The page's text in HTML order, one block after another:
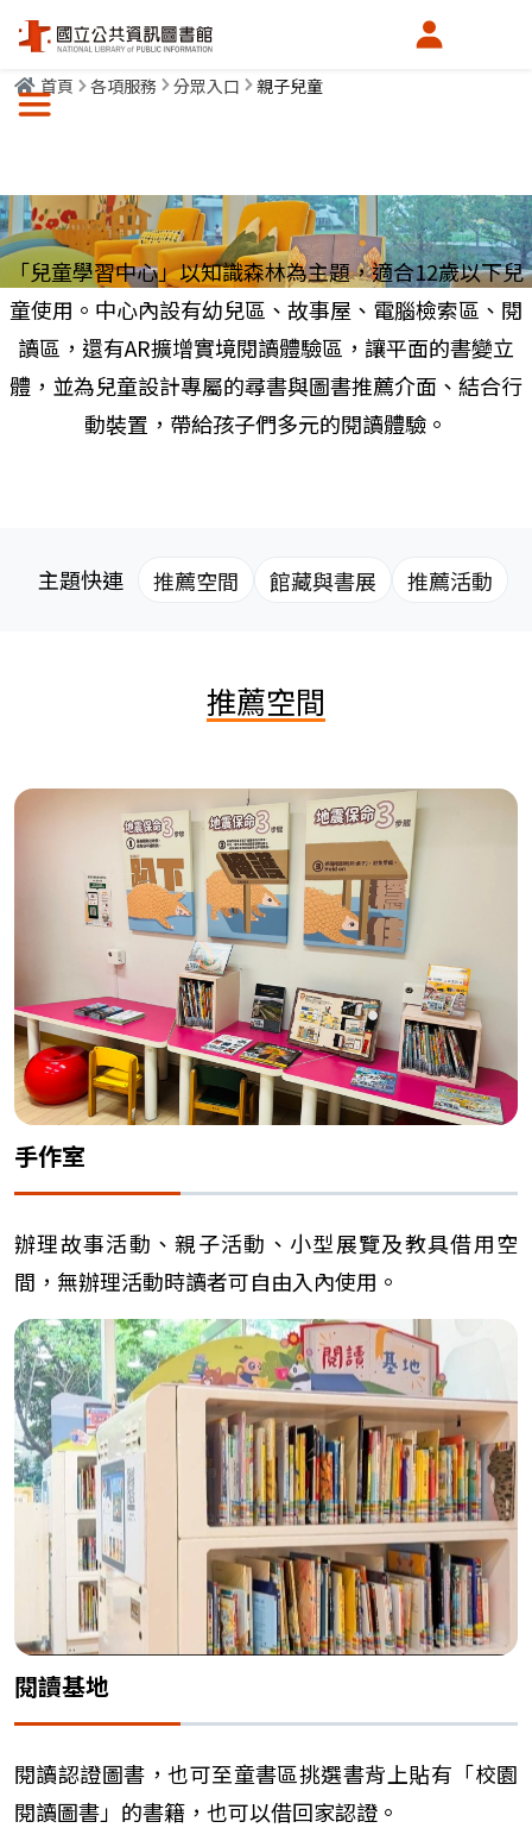
會員中心
選單按鈕
首頁 各項服務 分眾入口 親子兒童
「兒童學習中心」以知識森林為主題，適合12歲以下兒
童使用。中心內設有幼兒區、故事屋、電腦檢索區、閱
讀區，還有AR擴增實境閱讀體驗區，讓平面的書變立
體，並為兒童設計專屬的尋書與圖書推薦介面、結合行
動裝置，帶給孩子們多元的閱讀體驗。
主題快連 推薦空間 館藏與書展 推薦活動
推薦空間
手作室
辦理故事活動、親子活動、小型展覽及教具借用空
間，無辦理活動時讀者可自由入內使用。
閱讀基地
閱讀認證圖書，也可至童書區挑選書背上貼有「校園
閱讀圖書」的書籍，也可以借回家認證。